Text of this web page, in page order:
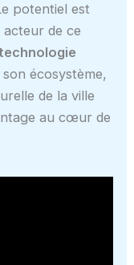
potentiel est
de ce
écosystème,
de la ville
au cœur de